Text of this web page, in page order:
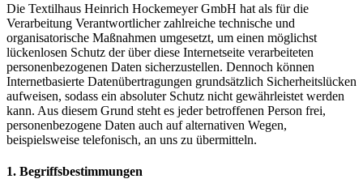
Die Textilhaus Heinrich Hockemeyer GmbH hat als für die
Verarbeitung Verantwortlicher zahlreiche technische und
organisatorische Maßnahmen umgesetzt, um einen möglichst
lückenlosen Schutz der über diese Internetseite verarbeiteten
personenbezogenen Daten sicherzustellen. Dennoch können
Internetbasierte Datenübertragungen grundsätzlich Sicherheitslücken
aufweisen, sodass ein absoluter Schutz nicht gewährleistet werden
kann. Aus diesem Grund steht es jeder betroffenen Person frei,
personenbezogene Daten auch auf alternativen Wegen,
beispielsweise telefonisch, an uns zu übermitteln.
1. Begriffsbestimmungen